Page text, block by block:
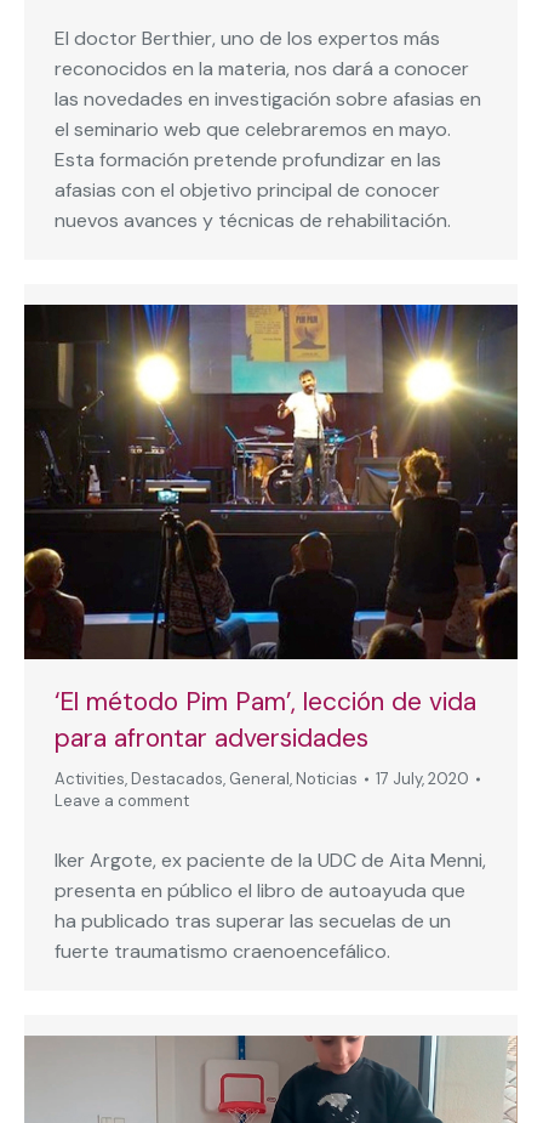
El doctor Berthier, uno de los expertos más
reconocidos en la materia, nos dará a conocer
las novedades en investigación sobre afasias en
el seminario web que celebraremos en mayo.
Esta formación pretende profundizar en las
afasias con el objetivo principal de conocer
nuevos avances y técnicas de rehabilitación.
‘El método Pim Pam’, lección de vida
para afrontar adversidades
Activities, Destacados, General, Noticias
17 July, 2020
Leave a comment
Iker Argote, ex paciente de la UDC de Aita Menni,
presenta en público el libro de autoayuda que
ha publicado tras superar las secuelas de un
fuerte traumatismo craenoencefálico.